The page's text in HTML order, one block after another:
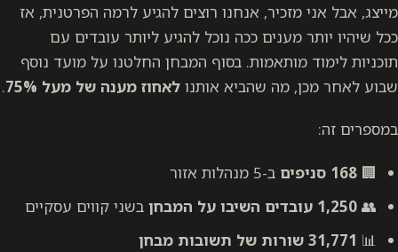
מייצג, אבל אני מזכיר, אנחנו רוצים להגיע לרמה הפרטנית, אז
ככל שיהיו יותר מענים ככה נוכל להגיע ליותר עובדים עם
תוכניות לימוד מותאמות. בסוף המבחן החלטנו על מועד נוסף
שבוע לאחר מכן, מה שהביא אותנו לאחוז מענה של מעל 75% .
במספרים זה:
🏢 168 סניפים
ב-5 מנהלות אזור
👥 1,250 עובדים השיבו על המבחן
בשני קווים עסקיים
📊 31,771 שורות של תשובות מבחן